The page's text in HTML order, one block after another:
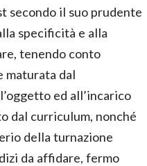
secondo il suo prudente
specificità e alla
tenendo conto
maturata dal
ed all’incarico
dal curriculum, nonché
della turnazione
da affidare, fermo